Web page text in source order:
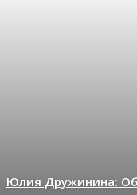
Юлия Дружинина: